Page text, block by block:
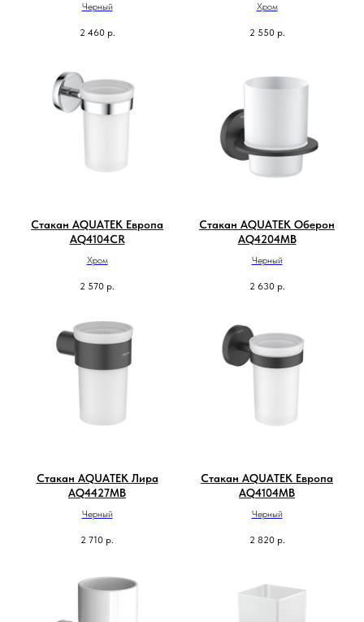
Черный
2 460 р.
Хром
2 550 р.
Стакан AQUATEK Европа
AQ4104CR
Хром
2 570 р.
Стакан AQUATEK Оберон
AQ4204MB
Черный
2 630 р.
Стакан AQUATEK Лира
AQ4427MB
Черный
2 710 р.
Стакан AQUATEK Европа
AQ4104MB
Черный
2 820 р.